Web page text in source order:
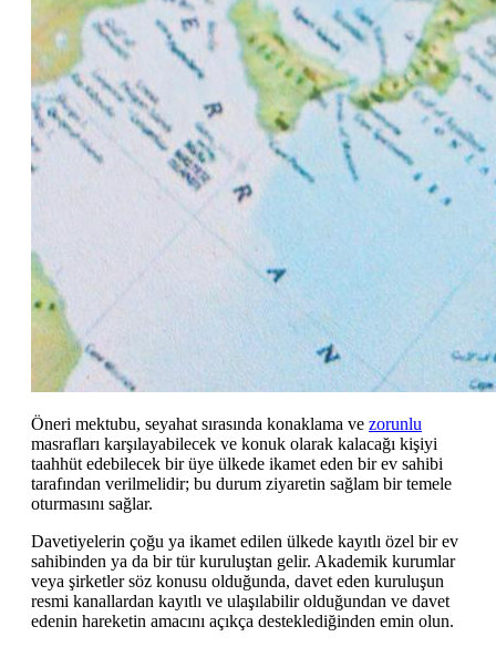
Öneri mektubu, seyahat sırasında konaklama ve zorunlu
masrafları karşılayabilecek ve konuk olarak kalacağı kişiyi
taahhüt edebilecek bir üye ülkede ikamet eden bir ev sahibi
tarafından verilmelidir; bu durum ziyaretin sağlam bir temele
oturmasını sağlar.
Davetiyelerin çoğu ya ikamet edilen ülkede kayıtlı özel bir ev
sahibinden ya da bir tür kuruluştan gelir. Akademik kurumlar
veya şirketler söz konusu olduğunda, davet eden kuruluşun
resmi kanallardan kayıtlı ve ulaşılabilir olduğundan ve davet
edenin hareketin amacını açıkça desteklediğinden emin olun.